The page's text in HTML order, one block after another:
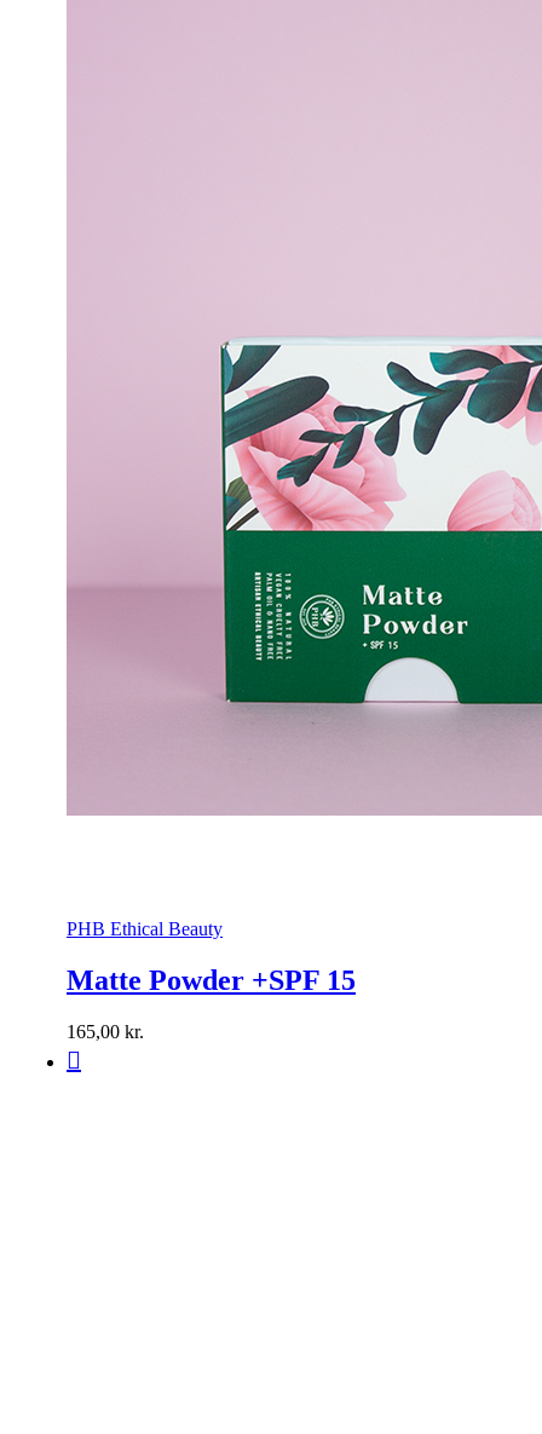
PHB Ethical Beauty
Matte Powder +SPF 15
165,00 kr.